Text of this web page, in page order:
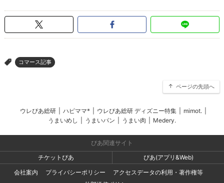
> コマース記事
ページの先頭へ
ウレぴあ総研 ハピママ* ウレぴあ総研 ディズニー特集 mimot.
うまいめし
うまいパン うまい肉 Medery.
ぴあ関連サイト
チケットぴあ
ぴあ(アプリ&Web)
会社案内
プライバシーポリシー
アクセスデータの利用・著作権等